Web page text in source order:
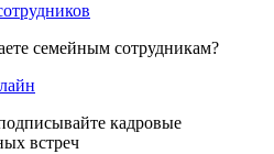
семейным сотрудникам?
кадровые
встреч